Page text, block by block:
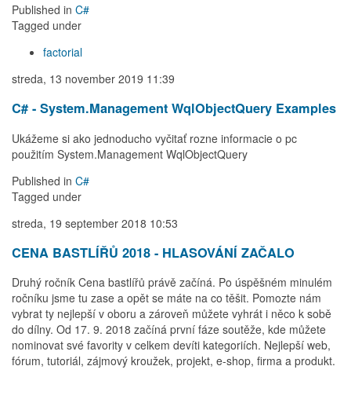
Published in C#
Tagged under
factorial
streda, 13 november 2019 11:39
C# - System.Management WqlObjectQuery Examples
Ukážeme si ako jednoducho vyčitať rozne informacie o pc
použitím System.Management WqlObjectQuery
Published in C#
Tagged under
streda, 19 september 2018 10:53
CENA BASTLÍŘŮ 2018 - HLASOVÁNÍ ZAČALO
Druhý ročník Cena bastlířů právě začíná. Po úspěšném minulém
ročníku jsme tu zase a opět se máte na co těšit. Pomozte nám
vybrat ty nejlepší v oboru a zároveň můžete vyhrát i něco k sobě
do dílny. Od 17. 9. 2018 začíná první fáze soutěže, kde můžete
nominovat své favority v celkem devíti kategoriích. Nejlepší web,
fórum, tutoriál, zájmový kroužek, projekt, e-shop, firma a produkt.